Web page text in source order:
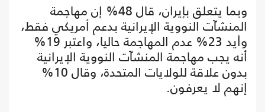
وبما يتعلق بإيران، قال 48% إن مهاجمة
المنشآت النووية الإيرانية بدعم أمريكي فقط،
وأيد 23% عدم المهاجمة حاليا، واعتبر 19%
أنه يجب مهاجمة المنشآت النووية الإيرانية
بدون علاقة للولايات المتحدة، وقال 10%
إنهم لا يعرفون.